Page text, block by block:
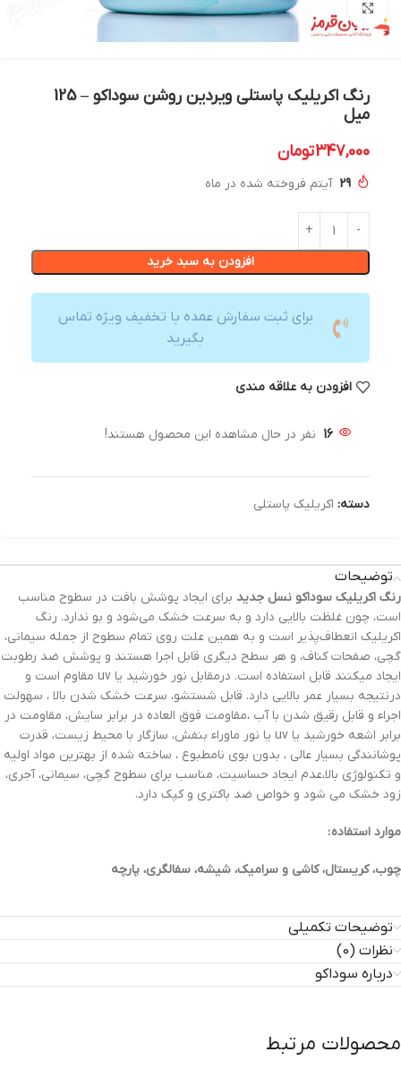
بزرگنمایی تصویر
رنگ اکریلیک پاستلی ویردین روشن سوداکو – 125
میل
347,000تومان
29 آیتم فروخته شده در ماه
افزودن به سبد خرید
برای ثبت سفارش عمده با تخفیف ویژه تماس
بگیرید
افزودن به علاقه مندی
16 نفر در حال مشاهده این محصول هستند!
دسته: اکریلیک پاستلی
توضیحات
رنگ‌ اکریلیک سوداکو نسل جدید برای ایجاد پوشش بافت در سطوح مناسب
است، چون غلظت بالایی دارد و به سرعت خشک می‌شود و بو ندارد. رنگ
اکریلیک انعطاف‌پذیر است و به همین علت روی تمام سطوح از جمله سیمانی،
گچی، صفحات کناف، و هر سطح دیگری قابل اجرا هستند و پوشش ضد رطوبت
ایجاد میکنند قابل استفاده است. درمقابل نور خورشید یا uv مقاوم است و
درنتیجه بسیار عمر بالایی دارد. قابل شستشو، سرعت خشک شدن بالا ، سهولت
اجراء و قابل رقیق شدن با آب ،مقاومت فوق العاده در برابر سایش، مقاومت در
برابر اشعه خورشید یا uv یا نور ماوراء بنفش، سازگار با محیط زیست، قدرت
پوشانندگی بسیار عالی ، بدون بوی نامطبوع ، ساخته شده از بهترین مواد اولیه
و تکنولوژی بالا،عدم ایجاد حساسیت، مناسب برای سطوح گچی، سیمانی، آجری،
زود خشک می شود و خواص ضد باکتری و کپک دارد.
موارد استفاده :
چوب، کریستال، کاشی و سرامیک، شیشه، سفالگری، پارچه
توضیحات تکمیلی
نظرات (0)
درباره سوداکو
محصولات مرتبط